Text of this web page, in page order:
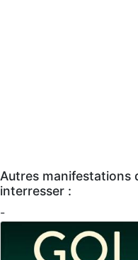
Autres manifestations
interresser :
-